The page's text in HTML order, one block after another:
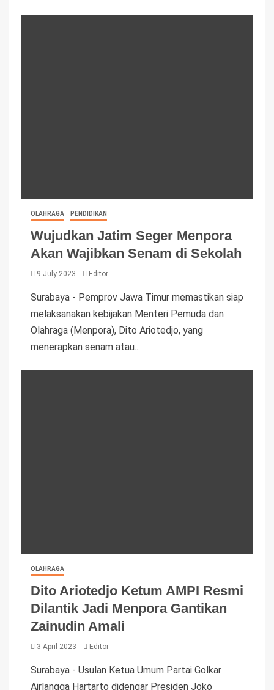
OLAHRAGA PENDIDIKAN
Wujudkan Jatim Seger Menpora
Akan Wajibkan Senam di Sekolah
9 July 2023 Editor
Surabaya - Pemprov Jawa Timur memastikan siap
melaksanakan kebijakan Menteri Pemuda dan
Olahraga (Menpora), Dito Ariotedjo, yang
menerapkan senam atau...
OLAHRAGA
Dito Ariotedjo Ketum AMPI Resmi
Dilantik Jadi Menpora Gantikan
Zainudin Amali
3 April 2023 Editor
Surabaya - Usulan Ketua Umum Partai Golkar
Airlangga Hartarto didengar Presiden Joko